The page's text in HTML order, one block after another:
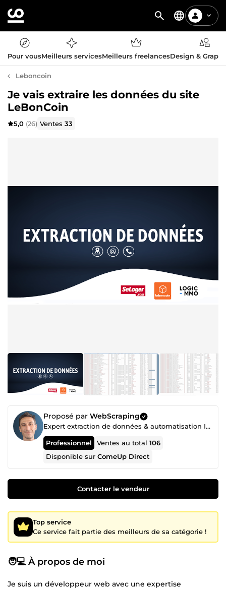
Pour vousMeilleurs servicesMeilleurs freelancesDesign &
Leboncoin
Je vais extraire les données du site
LeBonCoin
5,0 (26) Ventes33
Proposé par WebScraping
Expert extraction de données & automatisation IA | Python, n8n, Make | +100 projets livrés
Professionnel Ventes au total106
Disponible surComeUp Direct
Contacter le vendeur
Top service
Ce service fait partie des meilleurs de sa catégorie !
🧑💻À propos de moi
Je suis un développeur web avec une expertise